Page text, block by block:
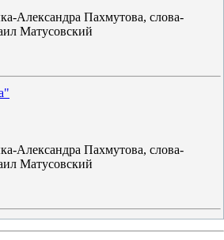
Александра Пахмутова, слова-
Матусовский
Александра Пахмутова, слова-
Матусовский